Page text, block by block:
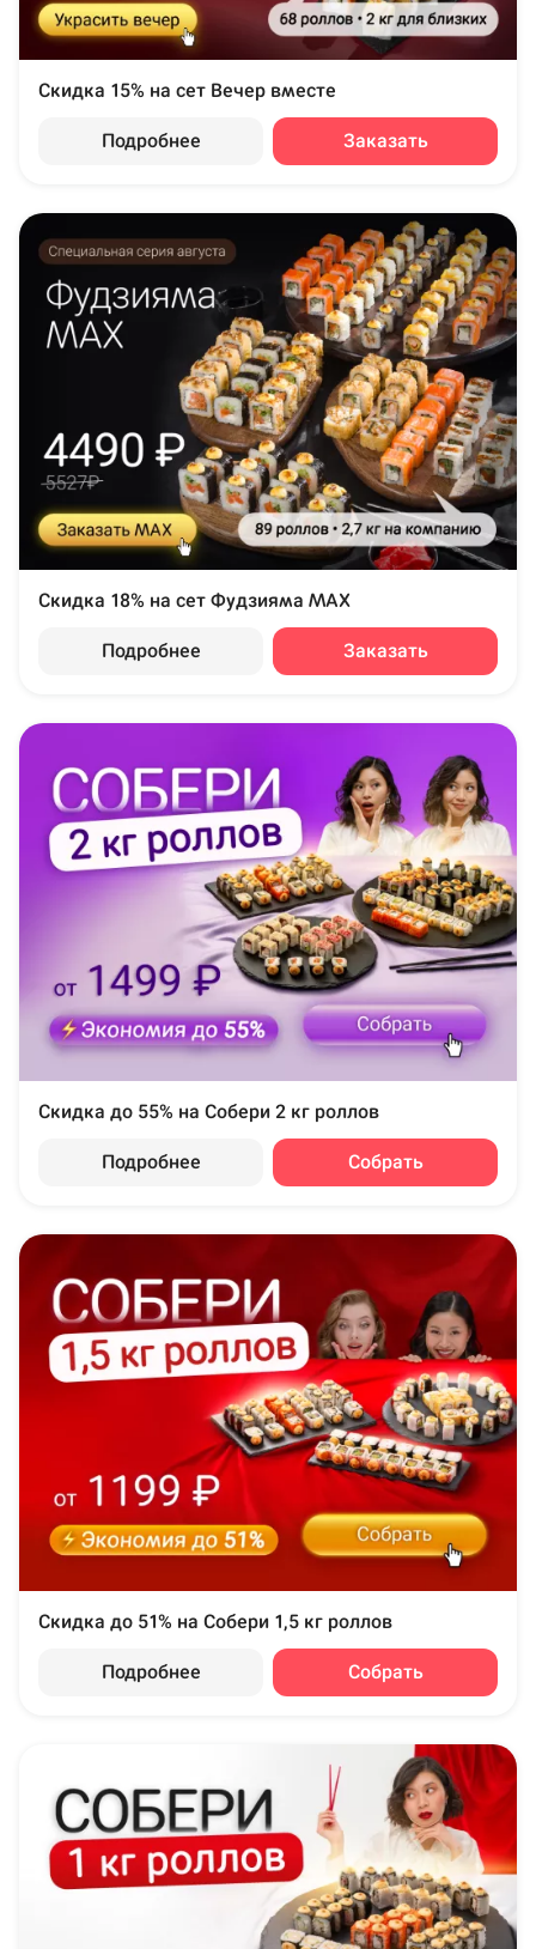
Скидка 15% на сет Вечер вместе
Подробнее Заказать
Скидка 18% на сет Фудзияма MAX
Подробнее Заказать
Скидка до 55% на Собери 2 кг роллов
Подробнее Собрать
Скидка до 51% на Собери 1,5 кг роллов
Подробнее Собрать